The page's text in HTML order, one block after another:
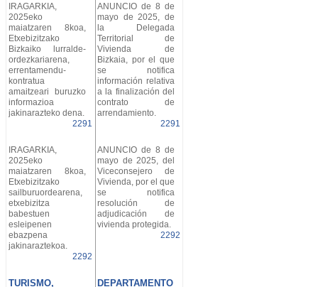
IRAGARKIA,
2025eko
maiatzaren 8koa,
Etxebizitzako
Bizkaiko lurralde-
ordezkariarena,
errentamendu-
kontratua
amaitzeari buruzko
informazioa
jakinarazteko dena.
2291
ANUNCIO de 8 de
mayo de 2025, de
la Delegada
Territorial de
Vivienda de
Bizkaia, por el que
se notifica
información relativa
a la finalización del
contrato de
arrendamiento.
2291
IRAGARKIA,
2025eko
maiatzaren 8koa,
Etxebizitzako
sailburuordearena,
etxebizitza
babestuen
esleipenen
ebazpena
jakinaraztekoa.
2292
ANUNCIO de 8 de
mayo de 2025, del
Viceconsejero de
Vivienda, por el que
se notifica
resolución de
adjudicación de
vivienda protegida.
2292
TURISMO,
DEPARTAMENTO